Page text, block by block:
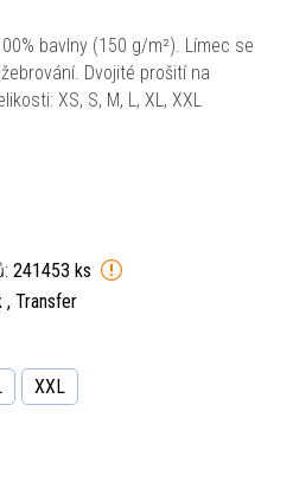
bavlny (150 g/m²). Límec se
Dvojité prošití na
XS, S, M, L, XL, XXL
241453 ks
, Transfer
XXL